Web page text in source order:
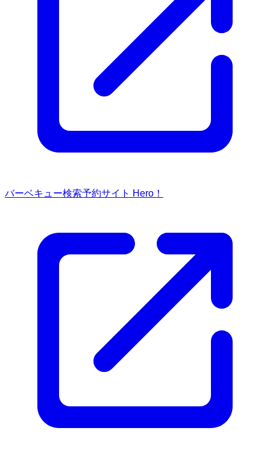
バーベキュー検索予約サイト Hero！